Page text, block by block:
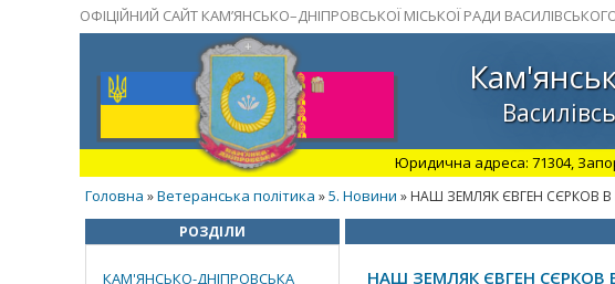
ОФІЦІЙНИЙ САЙТ КАМ’ЯНСЬКО–ДНІПРОВСЬКОЇ МІСЬКОЇ РАДИ
Юридична адреса: 71304,
Головна »Ветеранська політика »5. Новини » НАШ ЗЕМЛЯК ЄВГЕН СЄРКОВ
РОЗДІЛИ
КАМ'ЯНСЬКО-ДНІПРОВСЬКА
НАШ ЗЕМЛЯК ЄВГЕН СЄРКОВ